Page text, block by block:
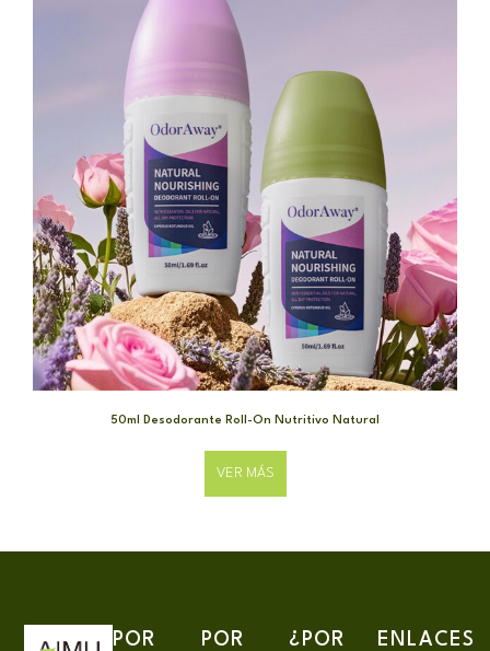
50ml Desodorante Roll-On Nutritivo Natural
VER MÁS
POR
POR
¿POR
ENLACES